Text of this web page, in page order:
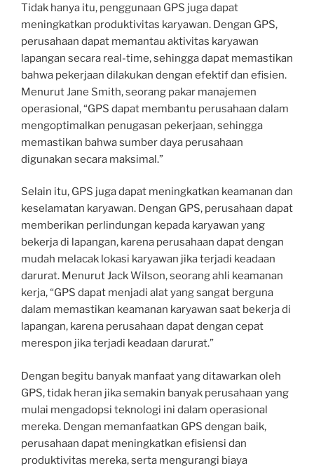
Tidak hanya itu, penggunaan GPS juga dapat
meningkatkan produktivitas karyawan. Dengan GPS,
perusahaan dapat memantau aktivitas karyawan
lapangan secara real-time, sehingga dapat memastikan
bahwa pekerjaan dilakukan dengan efektif dan efisien.
Menurut Jane Smith, seorang pakar manajemen
operasional, “GPS dapat membantu perusahaan dalam
mengoptimalkan penugasan pekerjaan, sehingga
memastikan bahwa sumber daya perusahaan
digunakan secara maksimal.”
Selain itu, GPS juga dapat meningkatkan keamanan dan
keselamatan karyawan. Dengan GPS, perusahaan dapat
memberikan perlindungan kepada karyawan yang
bekerja di lapangan, karena perusahaan dapat dengan
mudah melacak lokasi karyawan jika terjadi keadaan
darurat. Menurut Jack Wilson, seorang ahli keamanan
kerja, “GPS dapat menjadi alat yang sangat berguna
dalam memastikan keamanan karyawan saat bekerja di
lapangan, karena perusahaan dapat dengan cepat
merespon jika terjadi keadaan darurat.”
Dengan begitu banyak manfaat yang ditawarkan oleh
GPS, tidak heran jika semakin banyak perusahaan yang
mulai mengadopsi teknologi ini dalam operasional
mereka. Dengan memanfaatkan GPS dengan baik,
perusahaan dapat meningkatkan efisiensi dan
produktivitas mereka, serta mengurangi biaya